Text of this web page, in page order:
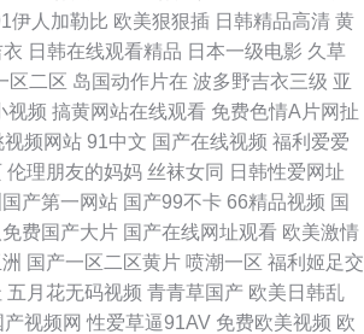
亚洲成色www成 欧美ā片在线观看 国产成年视 在线
看 久久欧洲精品 成品片a免免费人看 亚洲色图传媒
看高清电视剧在线看 免费日本在线小视频 字幕一
区
伊人加勒比 欧美狠狠插 日韩精品高清 黄
日韩在线观看精品 日本一级电影 久草
区二区 岛国动作片在 波多野吉衣三级 亚
视频 搞黄网站在线观看 免费色情A片网扯
视频网站 91中文 国产在线视频 福利爱爱
伦理朋友的妈妈 丝袜女同 日韩性爱网址
产第一网站 国产99不卡 66精品视频 国
免费国产大片 国产在线网址观看 欧美激情
国产一区二区黄片 喷潮一区 福利姬足交
五月花无码视频 青青草国产 欧美日韩乱
产视频网 性爱草逼91AV 免费欧美视频 欧